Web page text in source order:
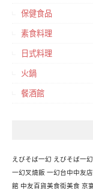
保健食品
素食料理
日式料理
火鍋
餐酒館
えびそば一幻 えびそば一
一幻叉燒飯 一幻台中中友店
館 中友百貨美食街美食 京